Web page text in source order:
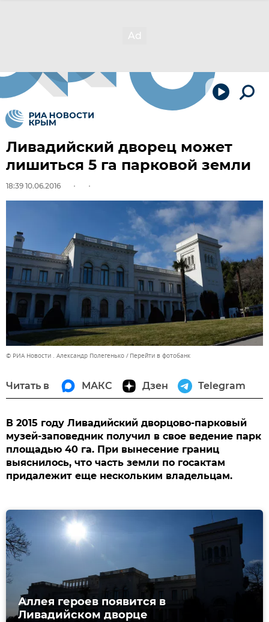
Ливадийский дворец может
лишиться 5 га парковой земли
18:39 10.06.2016
© РИА Новости . Александр Полегенько Перейти в фотобанк
Читать в МАКС Дзен Telegram
В 2015 году Ливадийский дворцово-парковый
музей-заповедник получил в свое ведение парк
площадью 40 га. При вынесение границ
выяснилось, что часть земли по госактам
придалежит еще нескольким владельцам.
Аллея героев появится в
Ливадийском дворце